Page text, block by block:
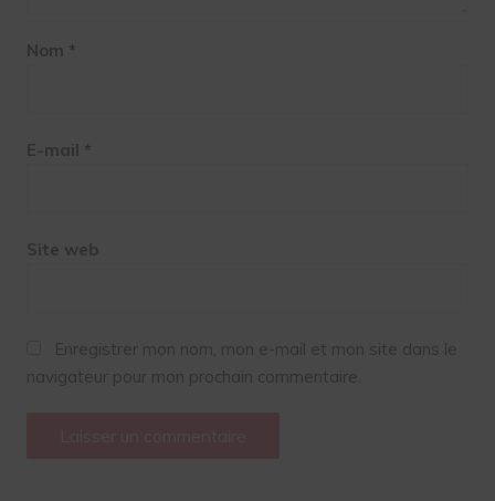
Nom *
E-mail *
Site web
Enregistrer mon nom, mon e-mail et mon site dans le
navigateur pour mon prochain commentaire.